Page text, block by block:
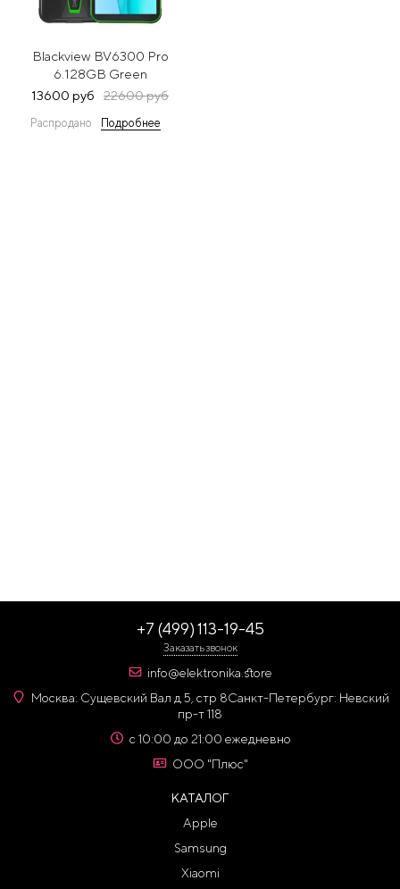
Blackview BV6300 Pro
6.128GB Green
13600 руб
22600 руб
Распродано Подробнее
+7 (499) 113-19-45
Заказать звонок
info@elektronika.store
Москва: Сущевский Вал д 5, стр 8Санкт-Петербург: Невский
пр-т 118
с 10:00 до 21:00 ежедневно
ООО "Плюс"
КАТАЛОГ
Apple
Samsung
Xiaomi